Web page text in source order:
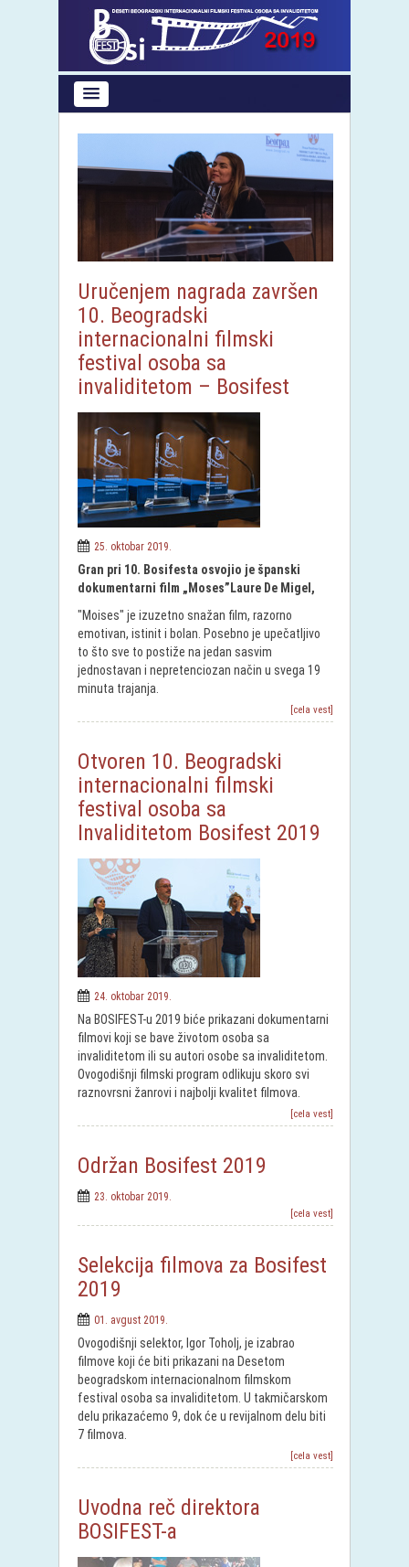
Uručenjem nagrada završen
10. Beogradski
internacionalni filmski
festival osoba sa
invaliditetom – Bosifest
25. oktobar 2019.
Gran pri 10. Bosifesta osvojio je španski
dokumentarni film „Moses”Laure De Migel,
"Moises" je izuzetno snažan film, razorno
emotivan, istinit i bolan. Posebno je upečatljivo
to što sve to postiže na jedan sasvim
jednostavan i nepretenciozan način u svega 19
minuta trajanja.
[cela vest]
Otvoren 10. Beogradski
internacionalni filmski
festival osoba sa
Invaliditetom Bosifest 2019
24. oktobar 2019.
Na BOSIFEST-u 2019 biće prikazani dokumentarni
filmovi koji se bave životom osoba sa
invaliditetom ili su autori osobe sa invaliditetom.
Ovogodišnji filmski program odlikuju skoro svi
raznovrsni žanrovi i najbolji kvalitet filmova.
[cela vest]
Održan Bosifest 2019
23. oktobar 2019.
[cela vest]
Selekcija filmova za Bosifest
2019
01. avgust 2019.
Ovogodišnji selektor, Igor Toholj, je izabrao
filmove koji će biti prikazani na Desetom
beogradskom internacionalnom filmskom
festival osoba sa invaliditetom. U takmičarskom
delu prikazaćemo 9, dok će u revijalnom delu biti
7 filmova.
[cela vest]
Uvodna reč direktora
BOSIFEST-a